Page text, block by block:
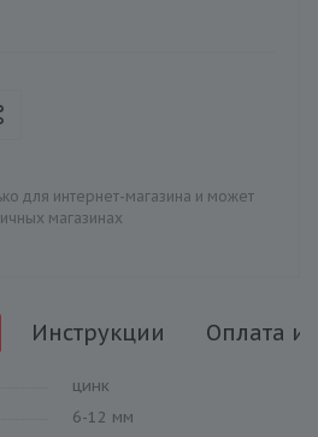
для интернет-магазина и может
магазинах
Инструкции Оплата и
цинк
6-12 мм